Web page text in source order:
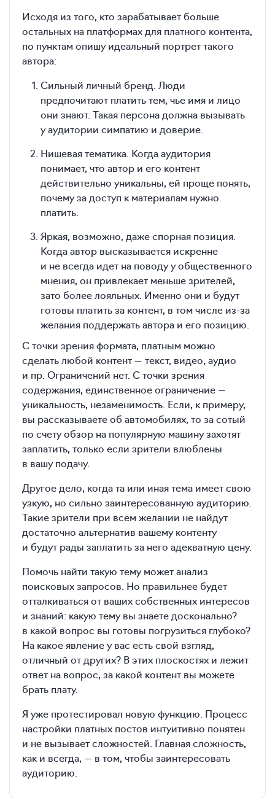
Исходя из того, кто зарабатывает больше
остальных на платформах для платного контента,
по пунктам опишу идеальный портрет такого
автора:
Сильный личный бренд. Люди
предпочитают платить тем, чье имя и лицо
они знают. Такая персона должна вызывать
у аудитории симпатию и доверие.
Нишевая тематика. Когда аудитория
понимает, что автор и его контент
действительно уникальны, ей проще понять,
почему за доступ к материалам нужно
платить.
Яркая, возможно, даже спорная позиция.
Когда автор высказывается искренне
и не всегда идет на поводу у общественного
мнения, он привлекает меньше зрителей,
зато более лояльных. Именно они и будут
готовы платить за контент, в том числе из-за
желания поддержать автора и его позицию.
С точки зрения формата, платным можно
сделать любой контент — текст, видео, аудио
и пр. Ограничений нет. С точки зрения
содержания, единственное ограничение —
уникальность, незаменимость. Если, к примеру,
вы рассказываете об автомобилях, то за сотый
по счету обзор на популярную машину захотят
заплатить, только если зрители влюблены
в вашу подачу.
Другое дело, когда та или иная тема имеет свою
узкую, но сильно заинтересованную аудиторию.
Такие зрители при всем желании не найдут
достаточно альтернатив вашему контенту
и будут рады заплатить за него адекватную цену.
Помочь найти такую тему может анализ
поисковых запросов. Но правильнее будет
отталкиваться от ваших собственных интересов
и знаний: какую тему вы знаете досконально?
в какой вопрос вы готовы погрузиться глубоко?
На какое явление у вас есть свой взгляд,
отличный от других? В этих плоскостях и лежит
ответ на вопрос, за какой контент вы можете
брать плату.
Я уже протестировал новую функцию. Процесс
настройки платных постов интуитивно понятен
и не вызывает сложностей. Главная сложность,
как и всегда, — в том, чтобы заинтересовать
аудиторию.